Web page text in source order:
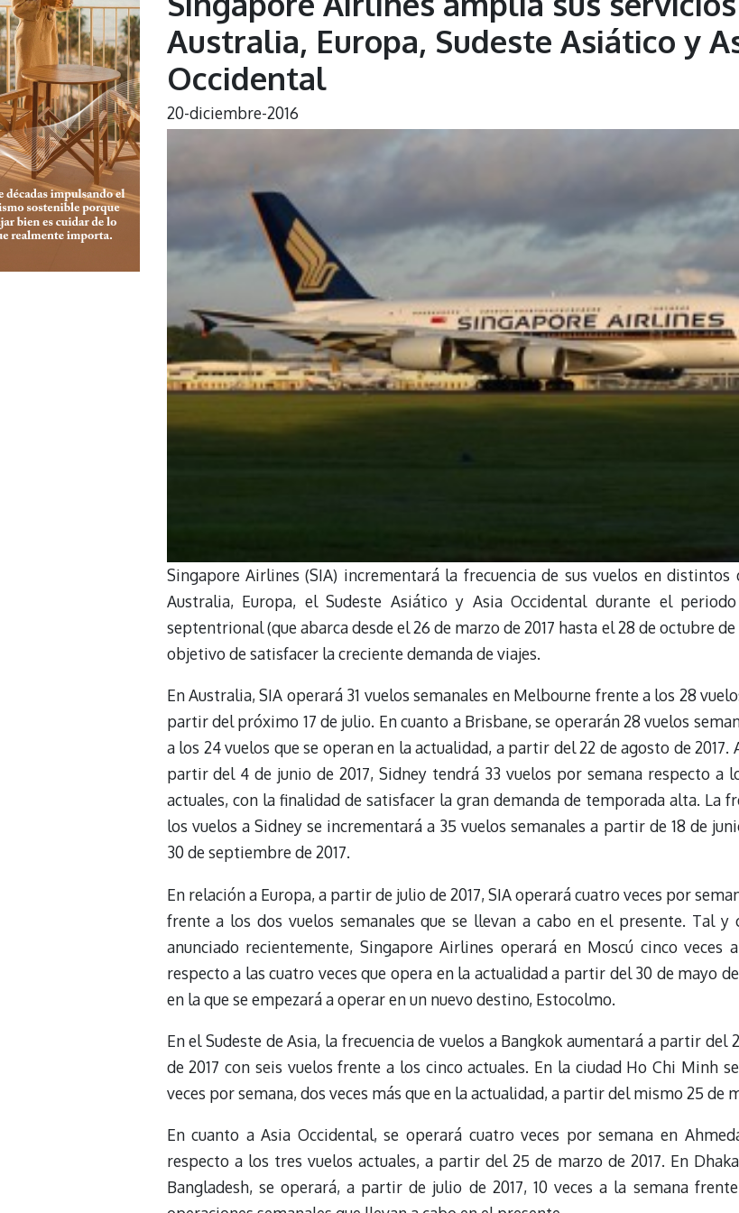
Australia, Europa, Sudeste Asiático y
Occidental
20-diciembre-2016
Singapore Airlines (SIA) incrementará la frecuencia de sus vuelos en distintos
Australia, Europa, el Sudeste Asiático y Asia Occidental durante el
septentrional (que abarca desde el 26 de marzo de 2017 hasta el 28 de octubre de
objetivo de satisfacer la creciente demanda de viajes.
En Australia, SIA operará 31 vuelos semanales en Melbourne frente a los 28
partir del próximo 17 de julio. En cuanto a Brisbane, se operarán 28 vuelos
a los 24 vuelos que se operan en la actualidad, a partir del 22 de agosto de 2017.
partir del 4 de junio de 2017, Sidney tendrá 33 vuelos por semana respecto a
actuales, con la finalidad de satisfacer la gran demanda de temporada alta. La
los vuelos a Sidney se incrementará a 35 vuelos semanales a partir de 18 de
30 de septiembre de 2017.
En relación a Europa, a partir de julio de 2017, SIA operará cuatro veces por
frente a los dos vuelos semanales que se llevan a cabo en el presente. Tal y
anunciado recientemente, Singapore Airlines operará en Moscú cinco veces
respecto a las cuatro veces que opera en la actualidad a partir del 30 de mayo de
en la que se empezará a operar en un nuevo destino, Estocolmo.
En el Sudeste de Asia, la frecuencia de vuelos a Bangkok aumentará a partir del
de 2017 con seis vuelos frente a los cinco actuales. En la ciudad Ho Chi Minh
veces por semana, dos veces más que en la actualidad, a partir del mismo 25 de
En cuanto a Asia Occidental, se operará cuatro veces por semana en
respecto a los tres vuelos actuales, a partir del 25 de marzo de 2017. En
Bangladesh, se operará, a partir de julio de 2017, 10 veces a la semana